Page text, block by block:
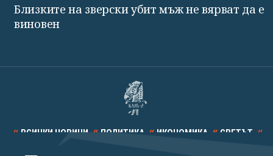
Близките на зверски убит мъж не вярват да е
виновен
ВСИЧКИ НОВИНИ ПОЛИТИКА ИКОНОМИКА СВЕТЪТ